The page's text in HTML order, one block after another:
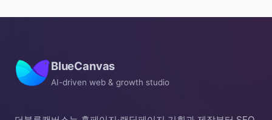
BlueCanvas
AI-driven web & growth studio